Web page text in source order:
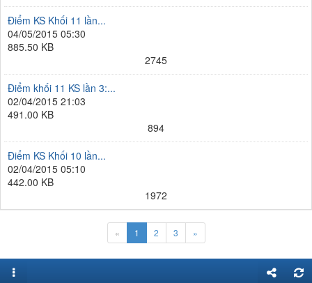
Điểm KS Khối 11 lần...
04/05/2015 05:30
885.50 KB
2745
Điểm khối 11 KS lần 3:...
02/04/2015 21:03
491.00 KB
894
Điểm KS Khối 10 lần...
02/04/2015 05:10
442.00 KB
1972
« 1 2 3 »